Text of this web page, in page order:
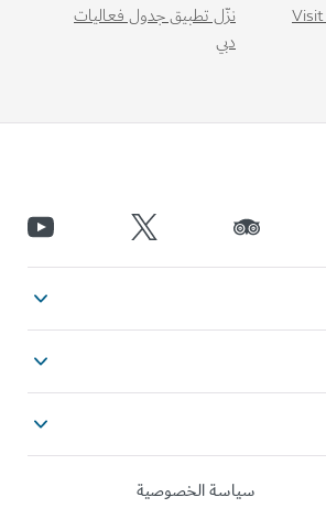
نزّل تطبيق جدول فعاليات
دبي
سياسة الخصوصية